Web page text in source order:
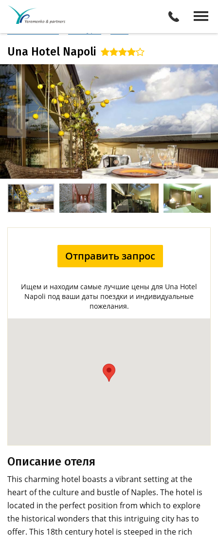
Италия
Una Hotel Napoli
Отправить запрос
Ищем и находим самые лучшие цены для Una Hotel
Napoli под ваши даты поездки и индивидуальные
пожелания.
Описание отеля
This charming hotel boasts a vibrant setting at the
heart of the culture and bustle of Naples. The hotel is
located in the perfect position from which to explore
the historical wonders that this intriguing city has to
offer. This 18th century hotel is steeped in the rich